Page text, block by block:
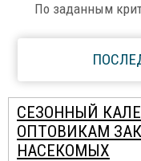
По заданным
СЕЗОННЫЙ
ОПТОВИКАМ
НАСЕКОМЫХ